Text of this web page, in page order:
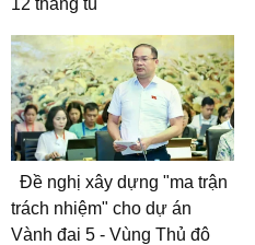
12 tháng tù
Đề nghị xây dựng "ma trận
trách nhiệm" cho dự án
Vành đai 5 - Vùng Thủ đô